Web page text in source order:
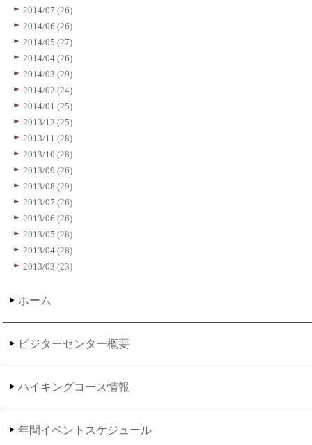
2014/07 (26)
2014/06 (26)
2014/05 (27)
2014/04 (26)
2014/03 (29)
2014/02 (24)
2014/01 (25)
2013/12 (25)
2013/11 (28)
2013/10 (28)
2013/09 (26)
2013/08 (29)
2013/07 (26)
2013/06 (26)
2013/05 (28)
2013/04 (28)
2013/03 (23)
ホーム
ビジターセンター概要
ハイキングコース情報
年間イベントスケジュール